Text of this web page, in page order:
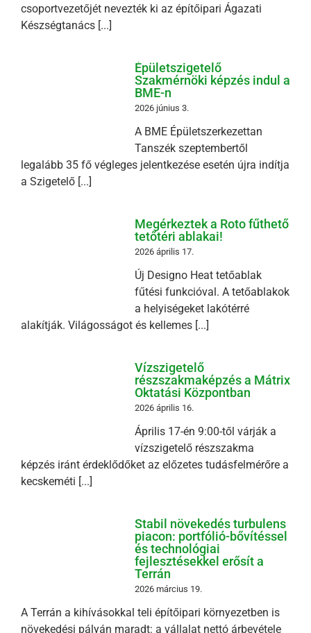
csoportvezetőjét nevezték ki az építőipari Ágazati
Készségtanács [...]
Épületszigetelő
Szakmérnöki képzés indul a
BME-n
2026 június 3.
A BME Épületszerkezettan
Tanszék szeptembertől
legalább 35 fő végleges jelentkezése esetén újra indítja
a Szigetelő [...]
Megérkeztek a Roto fűthető
tetőtéri ablakai!
2026 április 17.
Új Designo Heat tetőablak
fűtési funkcióval. A tetőablakok
a helyiségeket lakótérré
alakítják. Világosságot és kellemes [...]
Vízszigetelő
részszakmaképzés a Mátrix
Oktatási Központban
2026 április 16.
Április 17-én 9:00-től várják a
vízszigetelő részszakma
képzés iránt érdeklődőket az előzetes tudásfelmérőre a
kecskeméti [...]
Stabil növekedés turbulens
piacon: portfólió-bővítéssel
és technológiai
fejlesztésekkel erősít a
Terrán
2026 március 19.
A Terrán a kihívásokkal teli építőipari környezetben is
növekedési pályán maradt: a vállalat nettó árbevétele